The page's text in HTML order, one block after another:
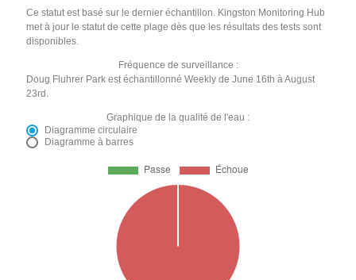
Ce statut est basé sur le dernier échantillon. Kingston Monitoring Hub
met à jour le statut de cette plage dès que les résultats des tests sont
disponibles.
Fréquence de surveillance :
Doug Fluhrer Park est échantillonné Weekly de June 16th à August
23rd.
Graphique de la qualité de l'eau :
Diagramme circulaire
Diagramme à barres